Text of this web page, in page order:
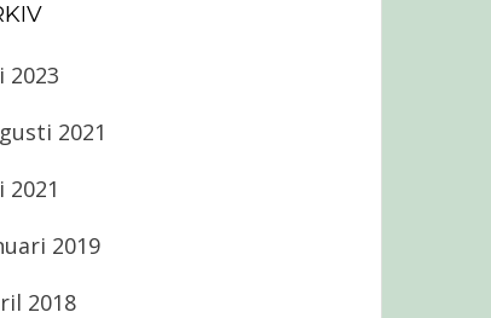
2023
2021
2021
2019
2018